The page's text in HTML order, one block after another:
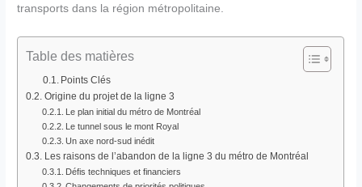
transports dans la région métropolitaine.
Table des matières
Points Clés
Origine du projet de la ligne 3
Le plan initial du métro de Montréal
Le tunnel sous le mont Royal
Un axe nord-sud inédit
Les raisons de l’abandon de la ligne 3 du métro de Montréal
Défis techniques et financiers